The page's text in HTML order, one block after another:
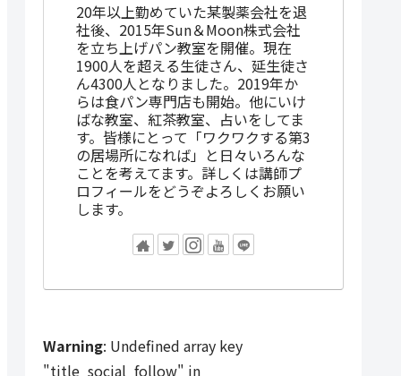
20年以上勤めていた某製薬会社を退
社後、2015年Sun＆Moon株式会社
を立ち上げパン教室を開催。現在
1900人を超える生徒さん、延生徒さ
ん4300人となりました。2019年か
らは食パン専門店も開始。他にいけ
ばな教室、紅茶教室、占いをしてま
す。皆様にとって「ワクワクする第3
の居場所になれば」と日々いろんな
ことを考えてます。詳しくは講師プ
ロフィールをどうぞよろしくお願い
します。
Warning: Undefined array key
"title_social_follow" in